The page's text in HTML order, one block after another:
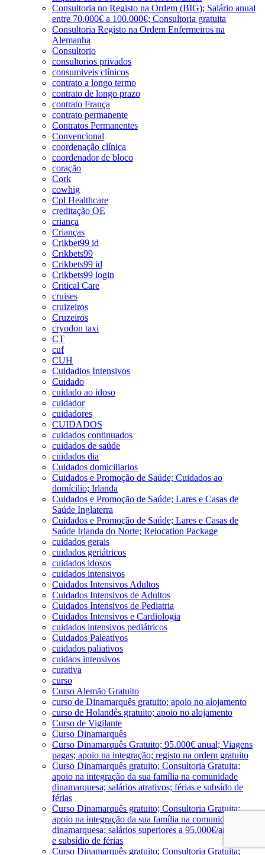
Consultoria no Registo na Ordem (BIG); Salário anual
entre 70.000€ a 100.000€; Consultoria gratuita
Consultoria Registo na Ordem Enfermeiros na
Alemanha
Consultorio
consultorios privados
consumiveis clínicos
contrato a longo termo
contrato de longo prazo
contrato França
contrato permanente
Contratos Permanentes
Convencional
coordenação clínica
coordenador de bloco
coração
Cork
cowhig
Cpl Healthcare
creditação OE
criança
Crianças
Crikbet99 id
Crikbets99
Crikbets99 id
Crikbets99 login
Critical Care
cruises
cruizeiros
Cruzeiros
cryodon taxi
CT
cuf
CUH
Cuidadios Intensivos
Cuidado
cuidado ao idoso
cuidador
cuidadores
CUIDADOS
cuidados continuados
cuidados de saúde
cuidados dia
Cuidados domiciliarios
Cuidados e Promoção de Saúde; Cuidados ao
domícilio; Irlanda
Cuidados e Promoção de Saúde; Lares e Casas de
Saúde Inglaterra
Cuidados e Promoção de Saúde; Lares e Casas de
Saúde Irlanda do Norte; Relocation Package
cuidados gerais
cuidados geriátricos
cuidados idosos
cuidados intensivos
Cuidados Intensivos Adultos
Cuidados Intensivos de Adultos
Cuidados Intensivos de Pediatria
Cuidados Intensivos e Cardiologia
cuidados intensivos pediátricos
Cuidados Paleativos
cuidados paliativos
cuidaos intensivos
curativa
curso
Curso Alemão Gratuito
curso de Dinamarquês gratuito; apoio no alojamento
curso de Holandês gratuito; apoio no alojamento
Curso de Vigilante
Curso Dinamarquês
Curso Dinamarquês Gratuito; 95.000€ anual; Viagens
pagas; apoio na integração; registo na ordem gratuito
Curso Dinamarquês gratuito; Consultoria Gratuita;
apoio na integração da sua família na comunidade
dinamarquesa; salários atrativos; férias e subsído de
férias
Curso Dinamarquês gratuito; Consultoria Gratuita;
apoio na integração da sua família na comunidade
dinamarquesa; salários superiores a 95.000€/ano; férias
e subsídio de férias
Curso Dinamarquês gratuito; Consultoria Gratuita;